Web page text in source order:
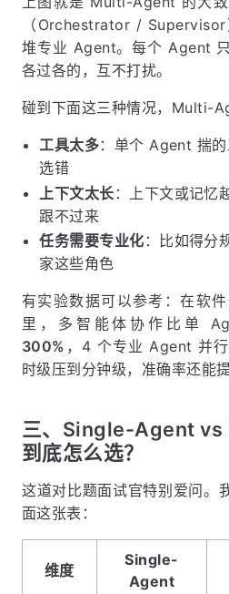
（Orchestrator /
堆专业 Agent。每个 Agent
各过各的，互不打扰。
碰到下面这三种情况，Multi-
工具太多：单个 Agent 揣
选错
上下文太长 ：上下文或记忆
跟不过来
任务需要专业化 ：比如得分
家这些角色
有实验数据可以参考：在软
里，多智能体协作比单
300% ，4 个专业 Agent 并
时级压到分钟级，准确率还能
三、Single-Agent vs
到底怎么选？
这道对比题面试官特别爱问。
面这张表：
维度
Single-
Agent